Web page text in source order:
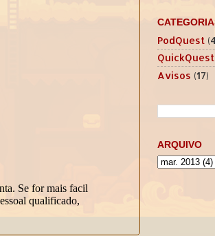
PodQuest
QuickQuest
Avisos (17)
ARQUIVO